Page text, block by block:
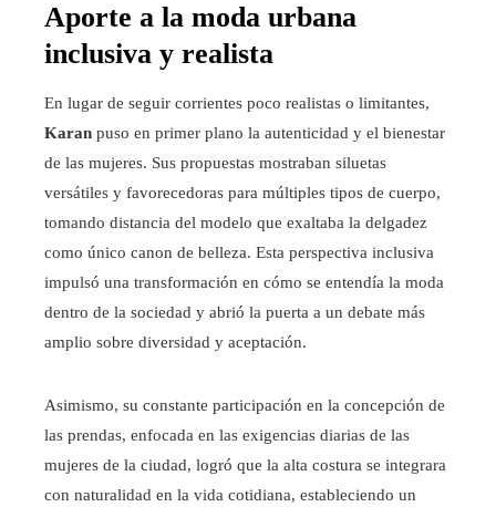
Aporte a la moda urbana
inclusiva y realista
En lugar de seguir corrientes poco realistas o limitantes,
Karan puso en primer plano la autenticidad y el bienestar
de las mujeres. Sus propuestas mostraban siluetas
versátiles y favorecedoras para múltiples tipos de cuerpo,
tomando distancia del modelo que exaltaba la delgadez
como único canon de belleza. Esta perspectiva inclusiva
impulsó una transformación en cómo se entendía la moda
dentro de la sociedad y abrió la puerta a un debate más
amplio sobre diversidad y aceptación.
Asimismo, su constante participación en la concepción de
las prendas, enfocada en las exigencias diarias de las
mujeres de la ciudad, logró que la alta costura se integrara
con naturalidad en la vida cotidiana, estableciendo un